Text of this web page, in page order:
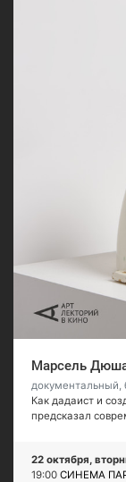
Марсель
документальный,
Как дадаист и
предсказал
22 октября,
19:00 СИНЕМА